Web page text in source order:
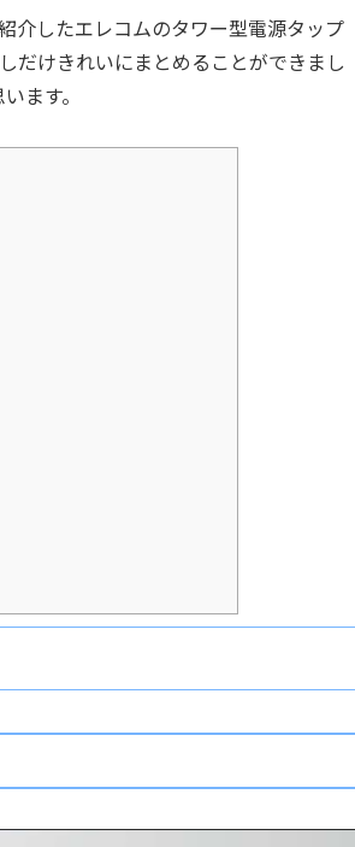
介したエレコムのタワー型電源タップ
だけきれいにまとめることができまし
ます。